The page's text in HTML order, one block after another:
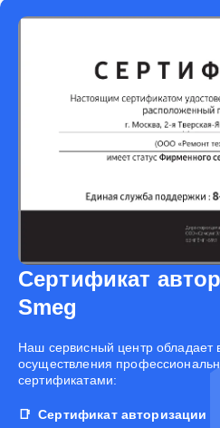
Сертификат
Smeg
Наш сервисный центр
осуществления
сертификатами:
Сертификат авторизации